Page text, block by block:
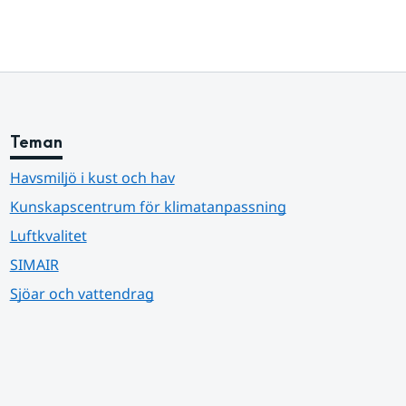
Teman
Havsmiljö i kust och hav
Kunskapscentrum för klimatanpassning
Luftkvalitet
SIMAIR
Sjöar och vattendrag